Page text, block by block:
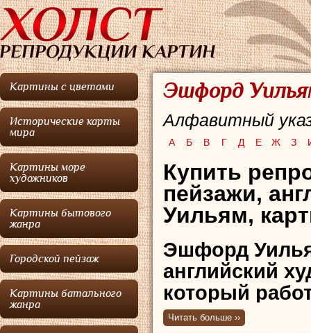
Картины с цветами
Исторические карты
мира
Картины море
художников
Картины бытового
жанра
Городской пейзаж
Картины батального
жанра
Эшфорд
Алфавитный
А Б В Г Д Е Ж З
Купить
пейзажи,
Уильям,
Эшфорд
английский
который
Ирландии.
Читать больше ››